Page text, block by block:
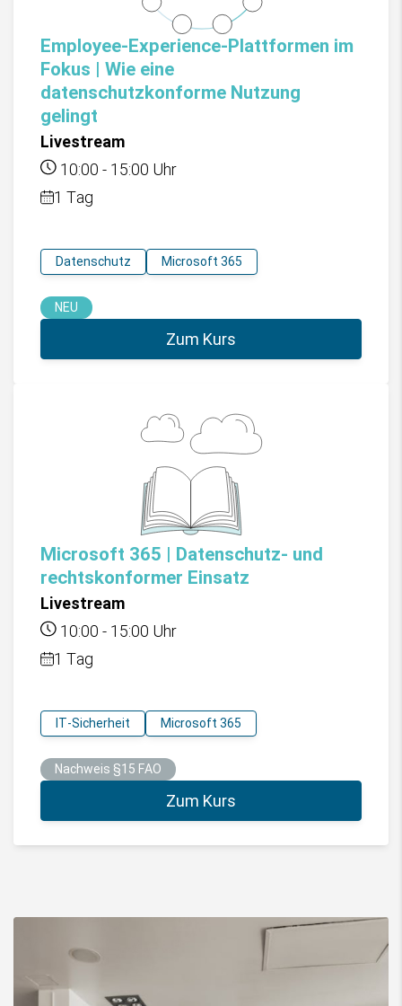
Employee-Experience-Plattformen im
Fokus | Wie eine
datenschutzkonforme Nutzung
gelingt
Livestream
10:00 - 15:00 Uhr
1 Tag
Datenschutz Microsoft 365
NEU
Zum Kurs
Microsoft 365 | Datenschutz- und
rechtskonformer Einsatz
Livestream
10:00 - 15:00 Uhr
1 Tag
IT-Sicherheit Microsoft 365
Nachweis §15 FAO
Zum Kurs